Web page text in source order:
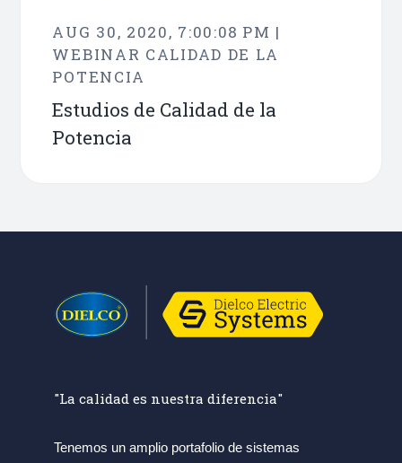
AUG 30, 2020, 7:00:08 PM |
WEBINAR CALIDAD DE LA
POTENCIA
Estudios de Calidad de la
Potencia
"La calidad es nuestra diferencia"
Tenemos un amplio portafolio de sistemas